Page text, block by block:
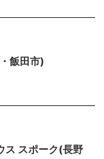
飯田市)
ス スポーク(長野